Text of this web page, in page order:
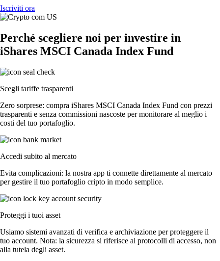
Iscriviti ora
Perché scegliere noi per investire in
iShares MSCI Canada Index Fund
Scegli tariffe trasparenti
Zero sorprese: compra iShares MSCI Canada Index Fund con prezzi
trasparenti e senza commissioni nascoste per monitorare al meglio i
costi del tuo portafoglio.
Accedi subito al mercato
Evita complicazioni: la nostra app ti connette direttamente al mercato
per gestire il tuo portafoglio cripto in modo semplice.
Proteggi i tuoi asset
Usiamo sistemi avanzati di verifica e archiviazione per proteggere il
tuo account. Nota: la sicurezza si riferisce ai protocolli di accesso, non
alla tutela degli asset.